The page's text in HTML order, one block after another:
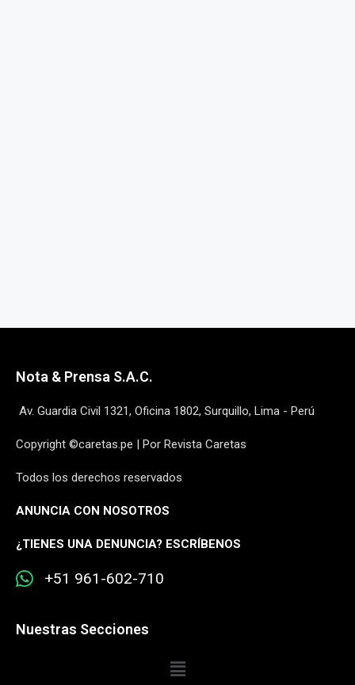
Nota & Prensa S.A.C.
Av. Guardia Civil 1321, Oficina 1802, Surquillo, Lima - Perú
Copyright ©caretas.pe | Por Revista Caretas
Todos los derechos reservados
ANUNCIA CON NOSOTROS
¿TIENES UNA DENUNCIA? ESCRÍBENOS
+51 961-602-710
Nuestras Secciones